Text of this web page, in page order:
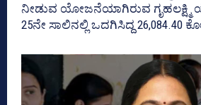
ನೀಡುವ ಯೋಜನೆಯಾಗಿರುವ ಗೃಹಲಕ್ಷ್ಮಿ
25ನೇ ಸಾಲಿನಲ್ಲಿ ಒದಗಿಸಿದ್ದ 26,084.40